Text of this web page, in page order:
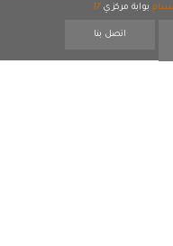
بوابة مركزي 17
اتصل بنا